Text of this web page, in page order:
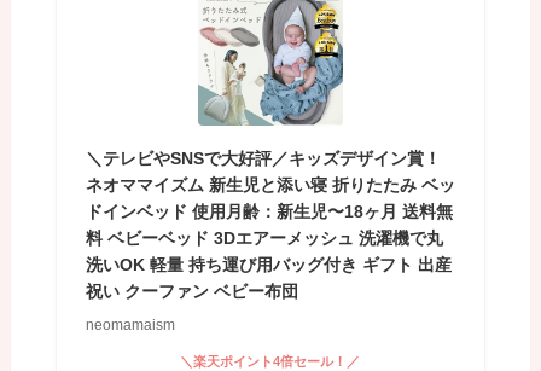
＼テレビやSNSで大好評／キッズデザイン賞！
ネオママイズム 新生児と添い寝 折りたたみ ベッ
ドインベッド 使用月齢：新生児〜18ヶ月 送料無
料 ベビーベッド 3Dエアーメッシュ 洗濯機で丸
洗いOK 軽量 持ち運び用バッグ付き ギフト 出産
祝い クーファン ベビー布団
neomamaism
＼楽天ポイント4倍セール！／